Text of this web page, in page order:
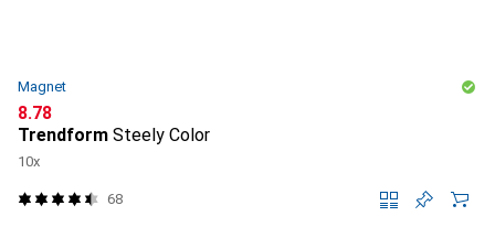
Magnet
CHF
8.78
Trendform Steely Color
10x
68